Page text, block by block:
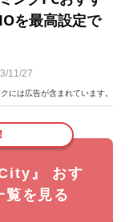
を最高設定で
11/27
には広告が含まれています。
』 おす
覧を見る